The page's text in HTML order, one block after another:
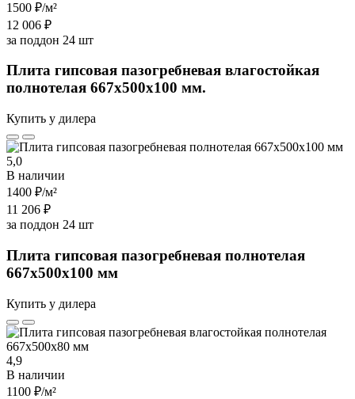
1500 ₽/м²
12 006 ₽
за поддон 24 шт
Плита гипсовая пазогребневая влагостойкая
полнотелая 667х500х100 мм.
Купить у дилера
5,0
В наличии
1400 ₽/м²
11 206 ₽
за поддон 24 шт
Плита гипсовая пазогребневая полнотелая
667х500х100 мм
Купить у дилера
4,9
В наличии
1100 ₽/м²